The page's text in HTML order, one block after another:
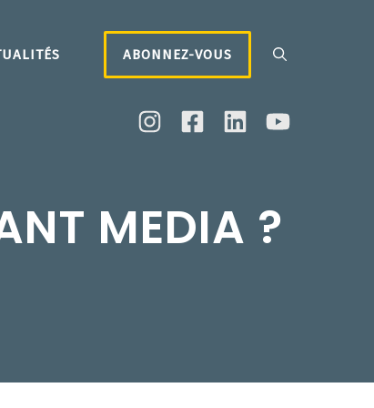
ABONNEZ-VOUS
MEDIA ?